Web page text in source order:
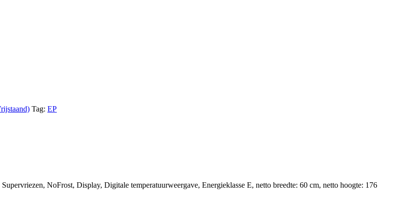
Tag: EP
NoFrost, Display, Digitale temperatuurweergave, Energieklasse E, netto breedte: 60 cm, netto hoogte: 176